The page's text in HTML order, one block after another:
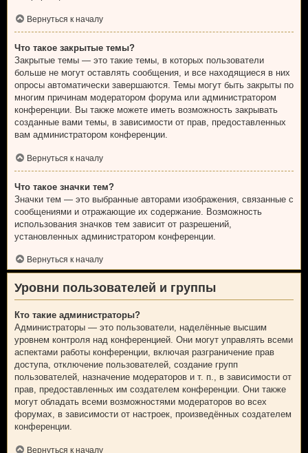
Вернуться к началу
Что такое закрытые темы?
Закрытые темы — это такие темы, в которых пользователи
больше не могут оставлять сообщения, и все находящиеся в них
опросы автоматически завершаются. Темы могут быть закрыты по
многим причинам модератором форума или администратором
конференции. Вы также можете иметь возможность закрывать
созданные вами темы, в зависимости от прав, предоставленных
вам администратором конференции.
Вернуться к началу
Что такое значки тем?
Значки тем — это выбранные авторами изображения, связанные с
сообщениями и отражающие их содержание. Возможность
использования значков тем зависит от разрешений,
установленных администратором конференции.
Вернуться к началу
Уровни пользователей и группы
Кто такие администраторы?
Администраторы — это пользователи, наделённые высшим
уровнем контроля над конференцией. Они могут управлять всеми
аспектами работы конференции, включая разграничение прав
доступа, отключение пользователей, создание групп
пользователей, назначение модераторов и т. п., в зависимости от
прав, предоставленных им создателем конференции. Они также
могут обладать всеми возможностями модераторов во всех
форумах, в зависимости от настроек, произведённых создателем
конференции.
Вернуться к началу